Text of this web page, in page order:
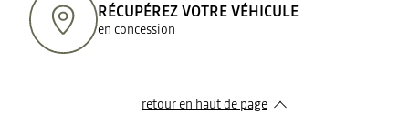
RÉCUPÉREZ VOTRE VÉHICULE
en concession
retour en haut de page​